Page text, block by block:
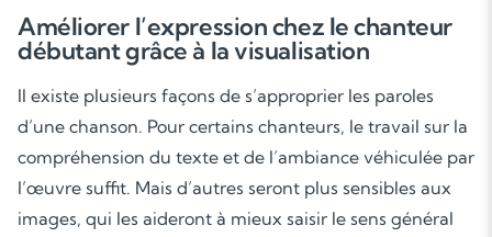
Améliorer l’expression chez le chanteur
débutant grâce à la visualisation
Il existe plusieurs façons de s’approprier les paroles
d’une chanson. Pour certains chanteurs, le travail sur la
compréhension du texte et de l’ambiance véhiculée par
l’œuvre suffit. Mais d’autres seront plus sensibles aux
images, qui les aideront à mieux saisir le sens général